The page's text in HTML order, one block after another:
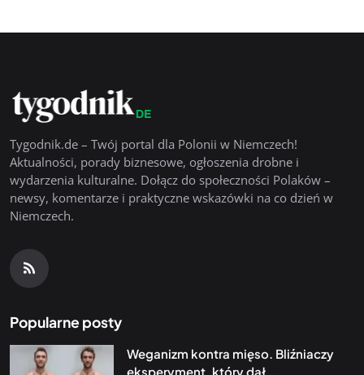
Tygodnik.de – Twój portal dla Polonii w Niemczech!
Aktualności, porady biznesowe, ogłoszenia drobne i
wydarzenia kulturalne. Dołącz do społeczności Polaków –
newsy, komentarze i praktyczne wskazówki na co dzień w
Niemczech.
Popularne posty
Weganizm kontra mięso. Bliźniaczy
eksperyment, który dał...